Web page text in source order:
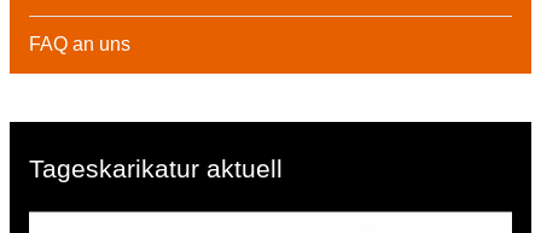
FAQ an uns
Tageskarikatur aktuell